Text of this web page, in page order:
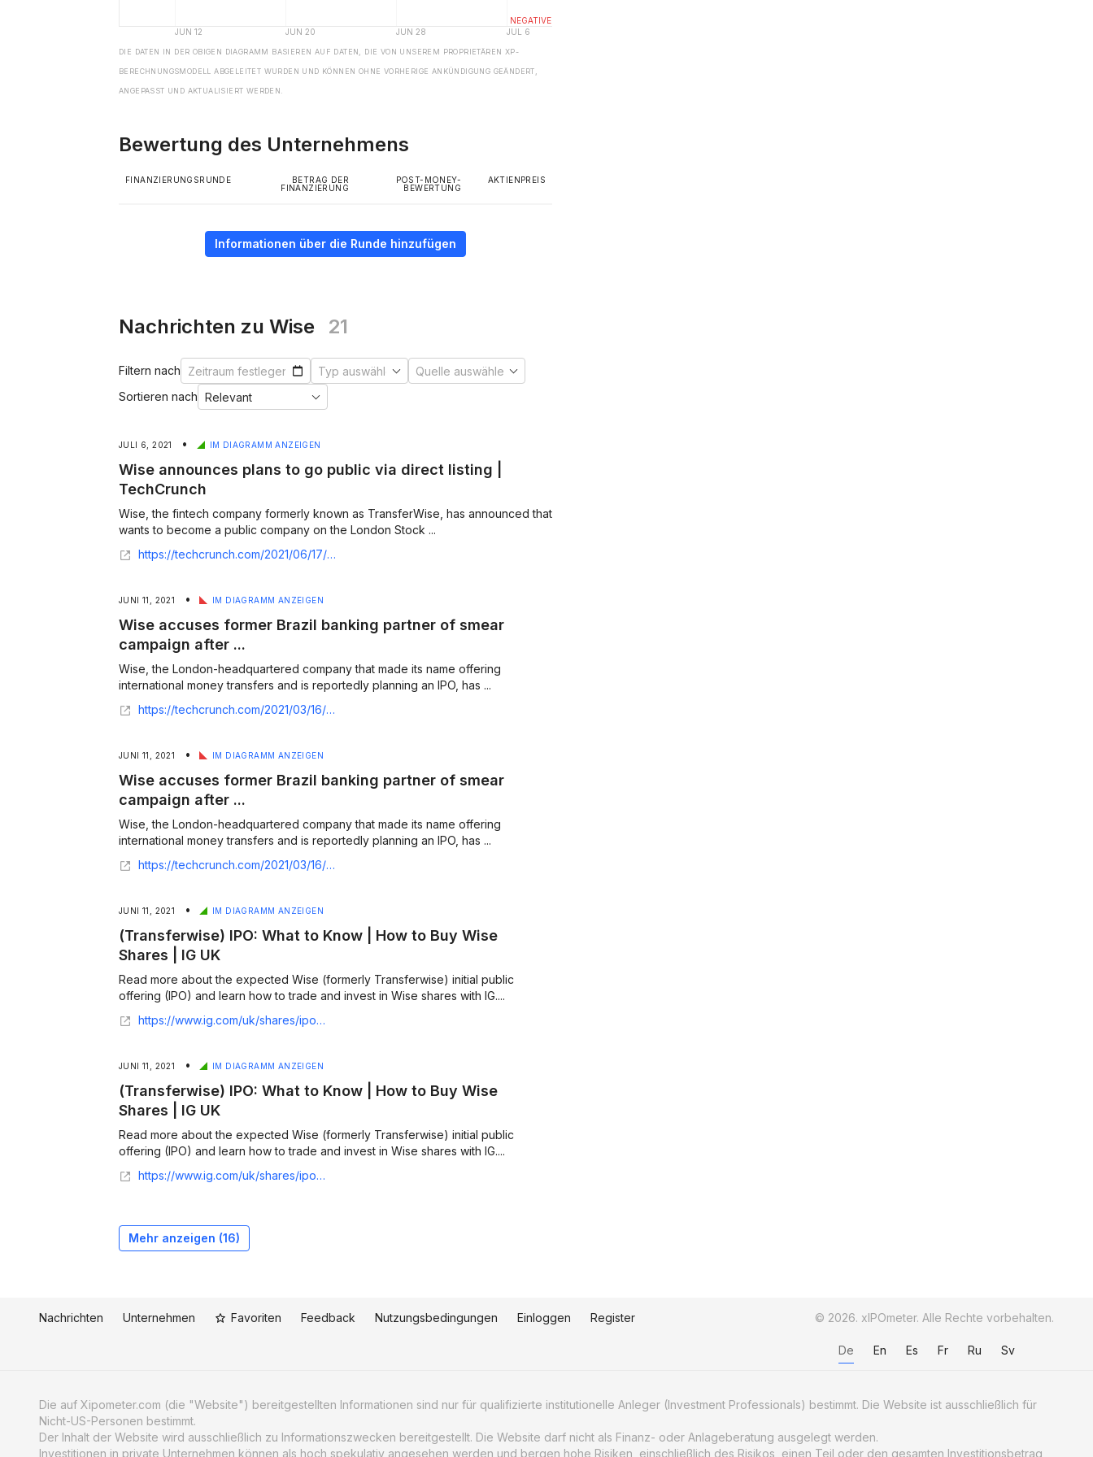
DIE DATEN IN DER OBIGEN DIAGRAMM BASIEREN AUF DATEN, DIE VON UNSEREM PROPRIETÄREN XP-
BERECHNUNGSMODELL ABGELEITET WURDEN UND KÖNNEN OHNE VORHERIGE ANKÜNDIGUNG GEÄNDERT,
ANGEPASST UND AKTUALISIERT WERDEN.
Bewertung des Unternehmens
FINANZIERUNGSRUNDE
BETRAG DER
FINANZIERUNG
POST-MONEY-
BEWERTUNG
AKTIENPREIS
Informationen über die Runde hinzufügen
Nachrichten zu Wise 21
Filtern nach
Sortieren nach
JULI 6, 2021 • IM DIAGRAMM ANZEIGEN
Wise announces plans to go public via direct listing |
TechCrunch
Wise, the fintech company formerly known as TransferWise, has announced that it
wants to become a public company on the London Stock ...
https://techcrunch.com/2021/06/17/wise-announces-plans-to-go-public-via-direct-listing/
JUNI 11, 2021 • IM DIAGRAMM ANZEIGEN
Wise accuses former Brazil banking partner of smear
campaign after ...
Wise, the London-headquartered company that made its name offering
international money transfers and is reportedly planning an IPO, has ...
https://techcrunch.com/2021/03/16/wise-accuses-former-brazil-banking-partner-of-smear-campaign/
JUNI 11, 2021 • IM DIAGRAMM ANZEIGEN
Wise accuses former Brazil banking partner of smear
campaign after ...
Wise, the London-headquartered company that made its name offering
international money transfers and is reportedly planning an IPO, has ...
https://techcrunch.com/2021/03/16/wise-accuses-former-brazil-banking-partner-of-smear-campaign/
JUNI 11, 2021 • IM DIAGRAMM ANZEIGEN
(Transferwise) IPO: What to Know | How to Buy Wise
Shares | IG UK
Read more about the expected Wise (formerly Transferwise) initial public
offering (IPO) and learn how to trade and invest in Wise shares with IG....
https://www.ig.com/uk/shares/ipos/transferwise-ipo
JUNI 11, 2021 • IM DIAGRAMM ANZEIGEN
(Transferwise) IPO: What to Know | How to Buy Wise
Shares | IG UK
Read more about the expected Wise (formerly Transferwise) initial public
offering (IPO) and learn how to trade and invest in Wise shares with IG....
https://www.ig.com/uk/shares/ipos/transferwise-ipo
Mehr anzeigen (16)
Nachrichten Unternehmen Favoriten Feedback Nutzungsbedingungen Einloggen Register © 2026. xIPOmeter. Alle Rechte vorbehalten.
De En Es Fr Ru Sv
Die auf Xipometer.com (die "Website") bereitgestellten Informationen sind nur für qualifizierte institutionelle Anleger (Investment Professionals) bestimmt. Die Website ist ausschließlich für
Nicht-US-Personen bestimmt.
Der Inhalt der Website wird ausschließlich zu Informationszwecken bereitgestellt. Die Website darf nicht als Finanz- oder Anlageberatung ausgelegt werden.
Investitionen in private Unternehmen können als hoch spekulativ angesehen werden und bergen hohe Risiken, einschließlich des Risikos, einen Teil oder den gesamten Investitionsbetrag